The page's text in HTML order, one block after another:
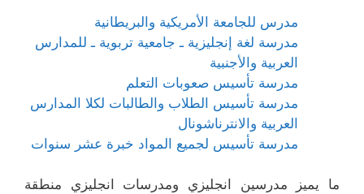
مدرس للجامعة الأمريكية والبريطانية
مدرسة لغة إنجليزية ـ جامعية تربوية ـ للمدارس
العربية والأجنبية
مدرسة تأسيس صعوبات التعلم
مدرسة تأسيس الطلاب والطالبات لكلا المدارس
العربية والانترناشونال
مدرسة تأسيس لجميع المواد خبرة عشر سنوات
ما يميز مدرسين انجليزي ومدرسات انجليزي منطقة